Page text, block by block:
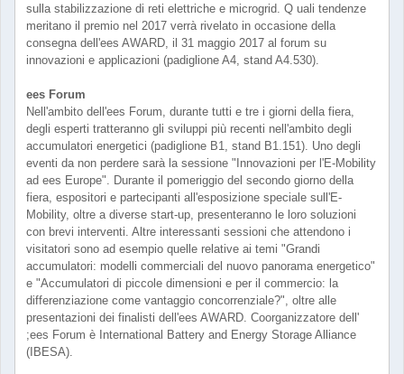
sulla stabilizzazione di reti elettriche e microgrid. Q uali tendenze
meritano il premio nel 2017 verrà rivelato in occasione della
consegna dell'ees AWARD, il 31 maggio 2017 al forum su
innovazioni e applicazioni (padiglione A4, stand A4.530).
ees Forum
Nell'ambito dell'ees Forum, durante tutti e tre i giorni della fiera,
degli esperti tratteranno gli sviluppi più recenti nell'ambito degli
accumulatori energetici (padiglione B1, stand B1.151). Uno degli
eventi da non perdere sarà la sessione "Innovazioni per l'E-Mobility
ad ees Europe". Durante il pomeriggio del secondo giorno della
fiera, espositori e partecipanti all'esposizione speciale sull'E-
Mobility, oltre a diverse start-up, presenteranno le loro soluzioni
con brevi interventi. Altre interessanti sessioni che attendono i
visitatori sono ad esempio quelle relative ai temi "Grandi
accumulatori: modelli commerciali del nuovo panorama energetico"
e "Accumulatori di piccole dimensioni e per il commercio: la
differenziazione come vantaggio concorrenziale?", oltre alle
presentazioni dei finalisti dell'ees AWARD. Coorganizzatore dell'
;ees Forum è International Battery and Energy Storage Alliance
(IBESA).